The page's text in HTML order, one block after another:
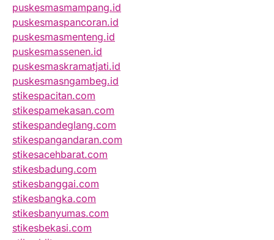
puskesmasmampang.id
puskesmaspancoran.id
puskesmasmenteng.id
puskesmassenen.id
puskesmaskramatjati.id
puskesmasngambeg.id
stikespacitan.com
stikespamekasan.com
stikespandeglang.com
stikespangandaran.com
stikesacehbarat.com
stikesbadung.com
stikesbanggai.com
stikesbangka.com
stikesbanyumas.com
stikesbekasi.com